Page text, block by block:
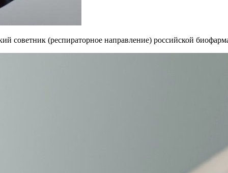
советник (респираторное направление) российской